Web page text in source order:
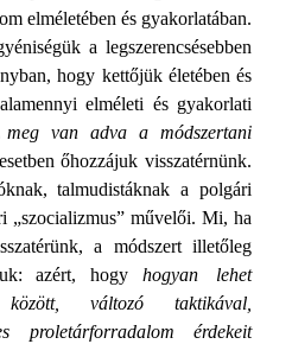
elméletében és gyakorlatában.
a legszerencsésebben
hogy kettőjük életében és
elméleti és gyakorlati
meg van adva a módszertani
őhozzájuk visszatérnünk.
talmudistáknak a polgári
„szocia­lizmus” művelői. Mi, ha
a módszert illetőleg
azért, hogyhogyan lehet
változó taktikával,
proletárforradalom érdekeit